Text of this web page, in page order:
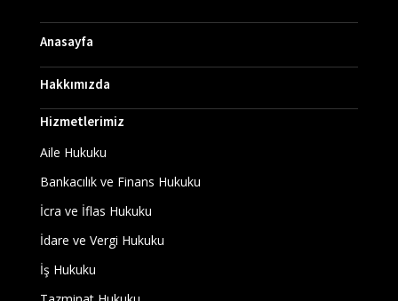
Anasayfa
Hakkımızda
Hizmetlerimiz
Aile Hukuku
Bankacılık ve Finans Hukuku
İcra ve İflas Hukuku
İdare ve Vergi Hukuku
İş Hukuku